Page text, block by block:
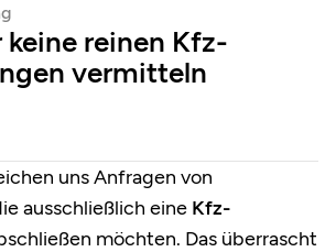
reinen Kfz-
vermitteln
uns Anfragen von
ausschließlich eine Kfz-
möchten. Das überrascht